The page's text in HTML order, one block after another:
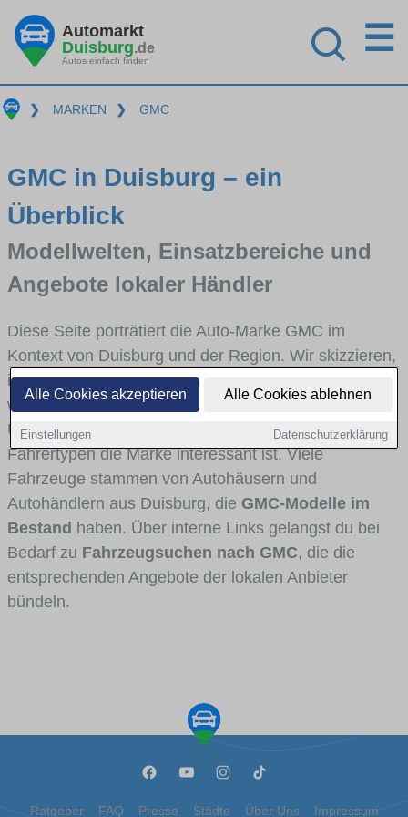
Alle Cookies akzeptieren Alle Cookies ablehnen
Einstellungen Datenschutzerklärung
Automarkt
Duisburg.de
Autos einfach finden
☰
❯ MARKEN ❯ GMC
GMC in Duisburg – ein
Überblick
Modellwelten, Einsatzbereiche und
Angebote lokaler Händler
Diese Seite porträtiert die Auto-Marke GMC im
Kontext von Duisburg und der Region. Wir skizzieren,
in welchen Fahrzeugklassen GMC stark vertreten ist,
welche Modellreihen häufig im Stadt- und
Umlandverkehr zu sehen sind und für welche
Fahrertypen die Marke interessant ist. Viele
Fahrzeuge stammen von Autohäusern und
Autohändlern aus Duisburg, die GMC-Modelle im
Bestand haben. Über interne Links gelangst du bei
Bedarf zu Fahrzeugsuchen nach GMC, die die
entsprechenden Angebote der lokalen Anbieter
bündeln.
Ratgeber FAQ Presse Städte Über Uns Impressum